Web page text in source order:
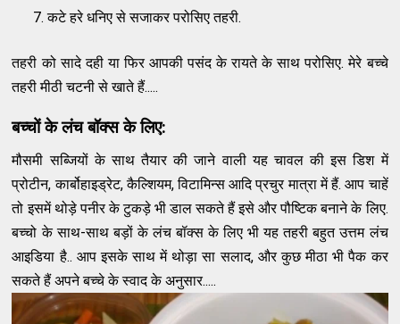
कटे हरे धनिए से सजाकर परोसिए तहरी.
तहरी को सादे दही या फिर आपकी पसंद के रायते के साथ परोसिए. मेरे बच्चे
तहरी मीठी चटनी से खाते हैं.....
बच्चों के लंच बॉक्स के लिए:
मौसमी सब्जियों के साथ तैयार की जाने वाली यह चावल की इस डिश में
प्रोटीन, कार्बोहाइड्रेट, कैल्शियम, विटामिन्स आदि प्रचुर मात्रा में हैं. आप चाहें
तो इसमें थोड़े पनीर के टुकड़े भी डाल सकते हैं इसे और पौष्टिक बनाने के लिए.
बच्चो के साथ-साथ बड़ों के लंच बॉक्स के लिए भी यह तहरी बहुत उत्तम लंच
आइडिया है.. आप इसके साथ में थोड़ा सा सलाद, और कुछ मीठा भी पैक कर
सकते हैं अपने बच्चे के स्वाद के अनुसार.....